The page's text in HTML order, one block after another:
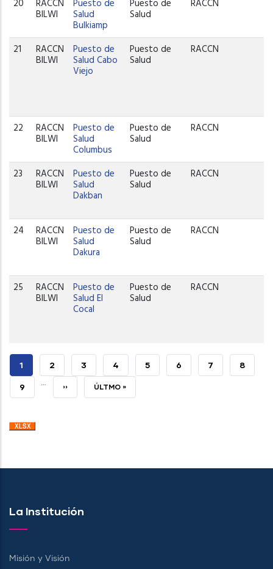
20 RACCN
BILWI
Puesto de
Salud
Bulkiamp
Puesto de
Salud
RACCN
21 RACCN
BILWI
Puesto de
Salud Cabo
Viejo
Puesto de
Salud
RACCN
22 RACCN
BILWI
Puesto de
Salud
Columbus
Puesto de
Salud
RACCN
23 RACCN
BILWI
Puesto de
Salud
Dakban
Puesto de
Salud
RACCN
24 RACCN
BILWI
Puesto de
Salud
Dakura
Puesto de
Salud
RACCN
25 RACCN
BILWI
Puesto de
Salud El
Cocal
Puesto de
Salud
RACCN
PÁGINA
ACTUAL
1 PAGE
2 PAGE
3 PAGE
4 PAGE
5 PAGE
6 PAGE
7 PAGE
8
PAGE
9 … SIGUIENTE
›› ÚLTIMA
ÚLTMO »
La Institución
Misión y Visión